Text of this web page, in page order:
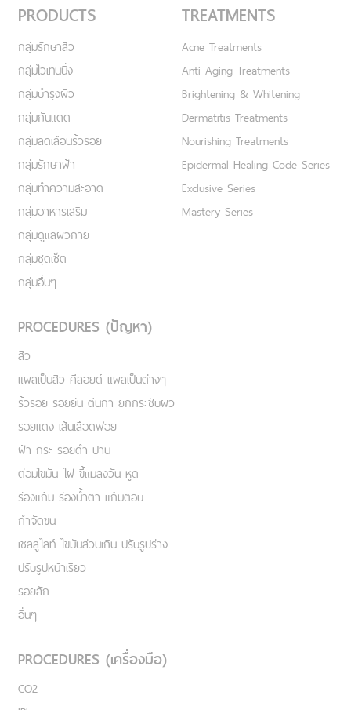
PRODUCTS
กลุ่มรักษาสิว
กลุ่มไวเทนนิ่ง
กลุ่มบำรุงผิว
กลุ่มกันแดด
กลุ่มลดเลือนริ้วรอย
กลุ่มรักษาฝ้า
กลุ่มทำความสะอาด
กลุ่มอาหารเสริม
กลุ่มดูแลผิวกาย
กลุ่มชุดเซ็ต
กลุ่มอื่นๆ
TREATMENTS
Acne Treatments
Anti Aging Treatments
Brightening & Whitening
Dermatitis Treatments
Nourishing Treatments
Epidermal Healing Code Series
Exclusive Series
Mastery Series
PROCEDURES (ปัญหา)
สิว
แผลเป็นสิว คีลอยด์ แผลเป็นต่างๆ
ริ้วรอย รอยย่น ตีนกา ยกกระชับผิว
รอยแดง เส้นเลือดฟอย
ฝ้า กระ รอยดำ ปาน
ต่อมไขมัน ไฝ ขี้แมลงวัน หูด
ร่องแก้ม ร่องน้ำตา แก้มตอบ
กำจัดขน
เชลลูไลท์ ไขมันส่วนเกิน ปรับรูปร่าง
ปรับรูปหน้าเรียว
รอยสัก
อื่นๆ
PROCEDURES (เครื่องมือ)
CO2